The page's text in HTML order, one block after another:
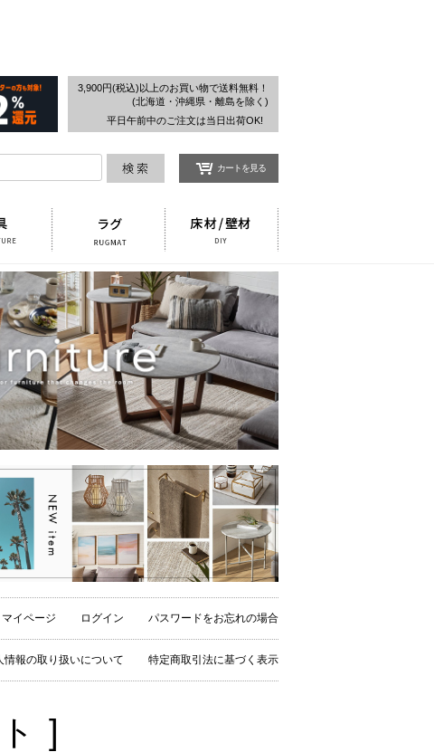
3,900円(税込)以上のお買い物で送料無料！
(北海道・沖縄県・離島を除く)
平日午前中のご注文は当日出荷OK!
カートを見る
検索
マイページ ログイン パスワードをお忘れの場合
情報の取り扱いについて 特定商取引法に基づく表示
]